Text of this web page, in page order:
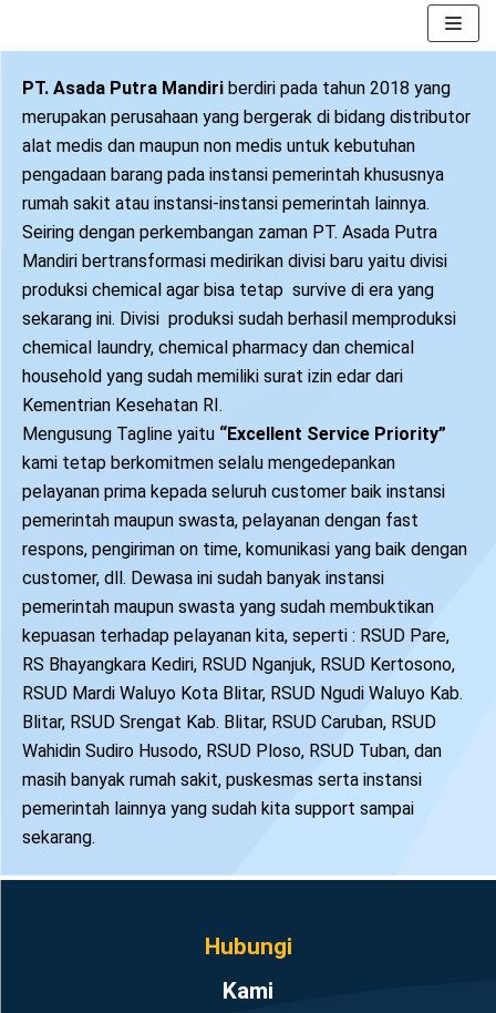
to
content
PT. Asada Putra Mandiri berdiri pada tahun 2018 yang
merupakan perusahaan yang bergerak di bidang distributor
alat medis dan maupun non medis untuk kebutuhan
pengadaan barang pada instansi pemerintah khususnya
rumah sakit atau instansi-instansi pemerintah lainnya.
Seiring dengan perkembangan zaman PT. Asada Putra
Mandiri bertransformasi medirikan divisi baru yaitu divisi
produksi chemical agar bisa tetap survive di era yang
sekarang ini. Divisi produksi sudah berhasil memproduksi
chemical laundry, chemical pharmacy dan chemical
household yang sudah memiliki surat izin edar dari
Kementrian Kesehatan RI.
Mengusung Tagline yaitu “Excellent Service Priority”
kami tetap berkomitmen selalu mengedepankan
pelayanan prima kepada seluruh customer baik instansi
pemerintah maupun swasta, pelayanan dengan fast
respons, pengiriman on time, komunikasi yang baik dengan
customer, dll. Dewasa ini sudah banyak instansi
pemerintah maupun swasta yang sudah membuktikan
kepuasan terhadap pelayanan kita, seperti : RSUD Pare,
RS Bhayangkara Kediri, RSUD Nganjuk, RSUD Kertosono,
RSUD Mardi Waluyo Kota Blitar, RSUD Ngudi Waluyo Kab.
Blitar, RSUD Srengat Kab. Blitar, RSUD Caruban, RSUD
Wahidin Sudiro Husodo, RSUD Ploso, RSUD Tuban, dan
masih banyak rumah sakit, puskesmas serta instansi
pemerintah lainnya yang sudah kita support sampai
sekarang.
Hubungi
Kami